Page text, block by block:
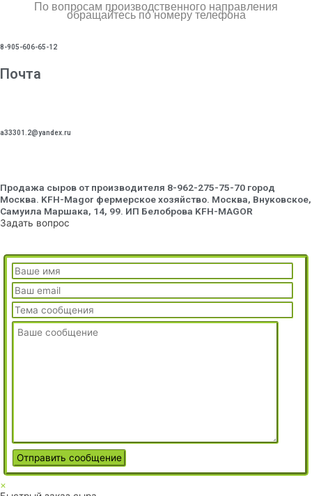
По вопросам производственного направления
обращайтесь по номеру телефона
8-905-606-65-12
Почта
a33301.2@yandex.ru
Продажа сыров от производителя 8-962-275-75-70 город
Москва. KFH-Magor фермерское хозяйство. Москва, Внуковское,
Самуила Маршака, 14, 99. ИП Белоброва KFH-MAGOR
Задать вопрос
×